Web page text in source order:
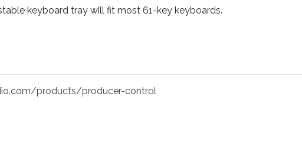
keyboard tray will fit most 61-key keyboards.
products/producer-control